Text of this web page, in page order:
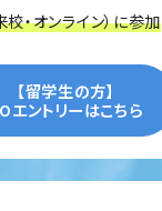
・オンライン）に参加
【留学生の方】
エントリーはこちら